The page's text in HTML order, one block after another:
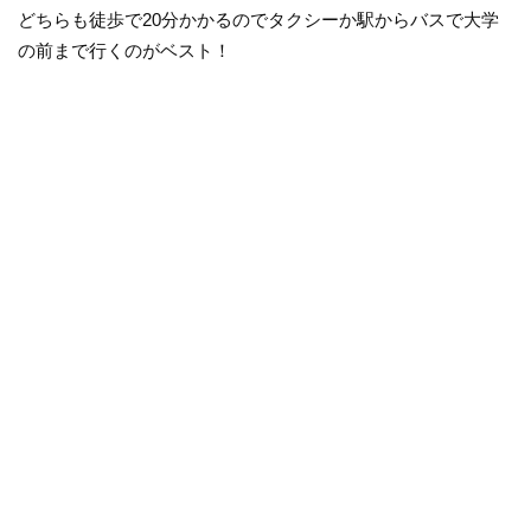
どちらも徒歩で20分かかるのでタクシーか駅からバスで大学
の前まで行くのがベスト！